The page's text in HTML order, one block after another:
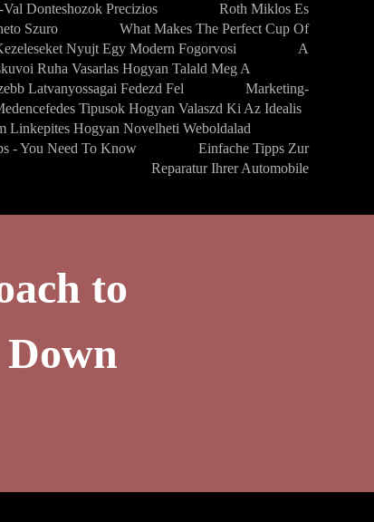
Donteshozok Precizios
Roth Miklos Es
Szuro
What Makes The Perfect Cup Of
Nyujt Egy Modern Fogorvosi
A
Ruha Vasarlas Hogyan Talald Meg A
Latvanyossagai Fedezd Fel
Marketing-
Tipusok Hogyan Valaszd Ki Az Idealis
Linkepites Hogyan Novelheti Weboldalad
- You Need To Know
Einfache Tipps Zur
Reparatur Ihrer Automobile
to